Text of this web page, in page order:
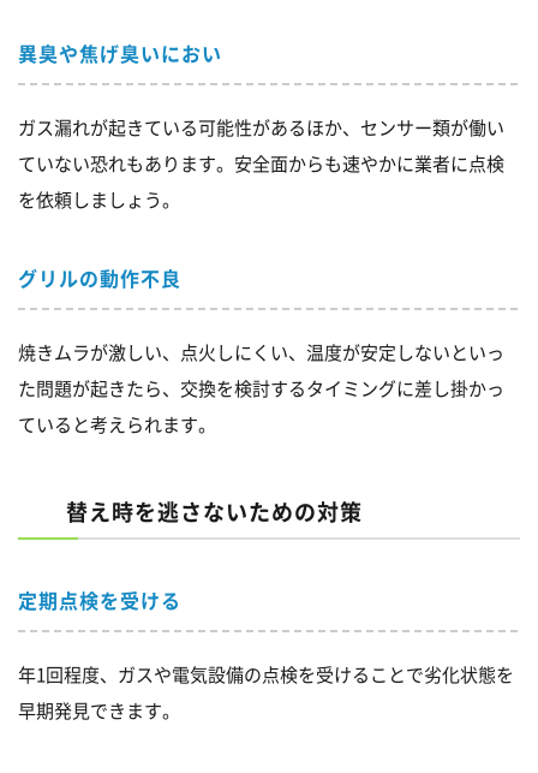
異臭や焦げ臭いにおい
ガス漏れが起きている可能性があるほか、センサー類が働い
ていない恐れもあります。安全面からも速やかに業者に点検
を依頼しましょう。
グリルの動作不良
焼きムラが激しい、点火しにくい、温度が安定しないといっ
た問題が起きたら、交換を検討するタイミングに差し掛かっ
ていると考えられます。
替え時を逃さないための対策
定期点検を受ける
年1回程度、ガスや電気設備の点検を受けることで劣化状態を
早期発見できます。